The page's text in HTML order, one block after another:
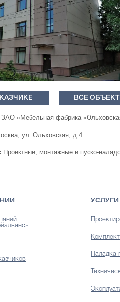
ВСЕ
ЗАО «Мебельная фабрика
ул. Ольховская, д.4
Проектные, монтажные и пуско-
УСЛУГИ
Наладка